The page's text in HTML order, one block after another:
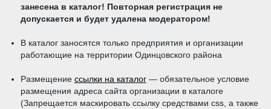
занесена в каталог! Повторная регистрация не
допускается и будет удалена модератором!
В каталог заносятся только предприятия и организации
работающие на территории Одинцовского района
Размещение ссылки на каталог— обязательное условие
размещения адреса сайта организации в каталоге
(Запрещается маскировать ссылку средствами css, a также